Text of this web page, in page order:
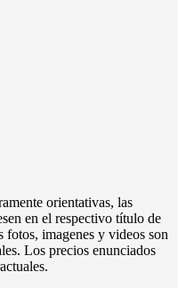
orientativas, las
en el respectivo título de
fotos, imagenes y videos son
Los precios enunciados